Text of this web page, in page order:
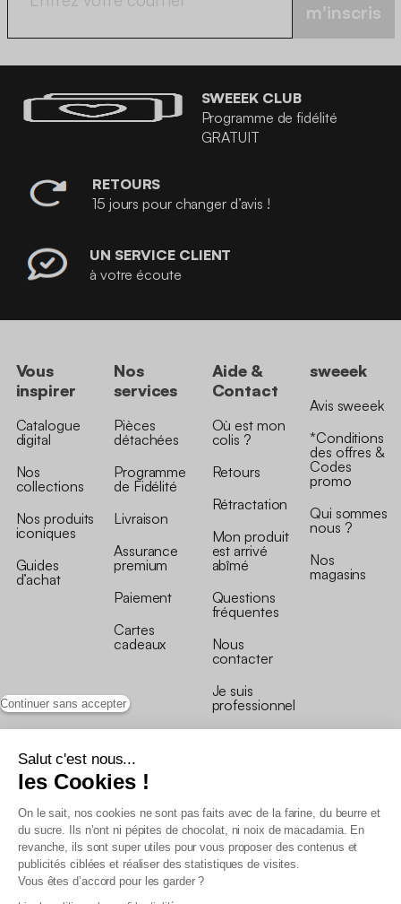
Continuer sans accepter
Salut c'est nous...
les Cookies !
On le sait, nos cookies ne sont pas faits avec de la farine, du beurre et
du sucre. Ils n’ont ni pépites de chocolat, ni noix de macadamia. En
revanche, ils sont super utiles pour vous proposer des contenus et
publicités ciblées et réaliser des statistiques de visites.
Vous êtes d’accord pour les garder ?
m'inscris
SWEEEK CLUB
Programme de fidélité
GRATUIT
RETOURS
15 jours pour changer d’avis !
UN SERVICE CLIENT
à votre écoute
Vous
inspirer
Catalogue
digital
Nos
collections
Nos produits
iconiques
Guides
d’achat
Nos
services
Pièces
détachées
Programme
de Fidélité
Livraison
Assurance
premium
Paiement
Cartes
cadeaux
Aide &
Contact
Où est mon
colis ?
Retours
Rétractation
Mon produit
est arrivé
abîmé
Questions
fréquentes
Nous
contacter
Je suis
professionnel
sweeek
Avis sweeek
*Conditions
des offres &
Codes
promo
Qui sommes
nous ?
Nos
magasins
Conditions générales de vente
Conditions générales du programme de fidélité
Charte de données personnelles
Conditions générales de vente Pro
Déclaration d’accessibilité